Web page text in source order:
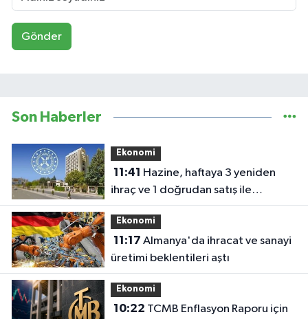
Gönder
Son Haberler
Ekonomi
11:41
ihraç ve 1 doğrudan satış ile
borçlanacak
Ekonomi
11:17
üretimi beklentileri aştı
Ekonomi
10:22